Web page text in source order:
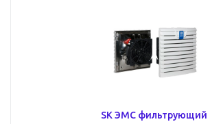
SK ЭМС фильтрующий